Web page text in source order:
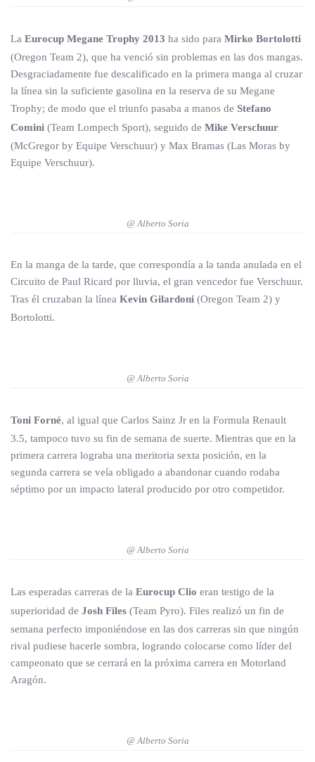
La Eurocup Megane Trophy 2013 ha sido para Mirko Bortolotti
(Oregon Team 2), que ha venció sin problemas en las dos mangas.
Desgraciadamente fue descalificado en la primera manga al cruzar
la línea sin la suficiente gasolina en la reserva de su Megane
Trophy; de modo que el triunfo pasaba a manos de Stefano
Comini (Team Lompech Sport), seguido de Mike Verschuur
(McGregor by Equipe Verschuur) y Max Bramas (Las Moras by
Equipe Verschuur).
@ Alberto Soria
En la manga de la tarde, que correspondía a la tanda anulada en el
Circuito de Paul Ricard por lluvia, el gran vencedor fue Verschuur.
Tras él cruzaban la línea Kevin Gilardoni (Oregon Team 2) y
Bortolotti.
@ Alberto Soria
Toni Forné, al igual que Carlos Sainz Jr en la Formula Renault
3.5, tampoco tuvo su fin de semana de suerte. Mientras que en la
primera carrera lograba una meritoria sexta posición, en la
segunda carrera se veía obligado a abandonar cuando rodaba
séptimo por un impacto lateral producido por otro competidor.
@ Alberto Soria
Las esperadas carreras de la Eurocup Clio eran testigo de la
superioridad de Josh Files (Team Pyro). Files realizó un fin de
semana perfecto imponiéndose en las dos carreras sin que ningún
rival pudiese hacerle sombra, logrando colocarse como líder del
campeonato que se cerrará en la próxima carrera en Motorland
Aragón.
@ Alberto Soria